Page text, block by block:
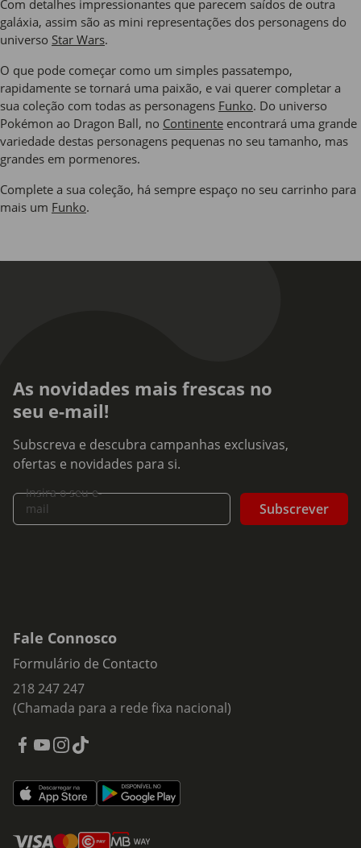
Com detalhes impressionantes que parecem saídos de outra
galáxia, assim são as mini representações dos personagens do
universo Star Wars.
O que pode começar como um simples passatempo,
rapidamente se tornará uma paixão, e vai querer completar a
sua coleção com todas as personagens Funko. Do universo
Pokémon ao Dragon Ball, no Continente encontrará uma grande
variedade destas personagens pequenas no seu tamanho, mas
grandes em pormenores.
Complete a sua coleção, há sempre espaço no seu carrinho para
mais um Funko.
As novidades mais frescas no
seu e-mail!
Subscreva e descubra campanhas exclusivas,
ofertas e novidades para si.
Insira o seu e-
mail
Subscrever
Fale Connosco
Formulário de Contacto
218 247 247
(Chamada para a rede fixa nacional)